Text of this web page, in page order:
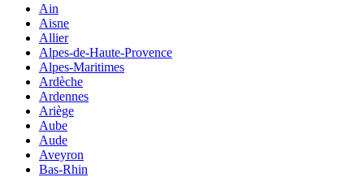
Ain
Aisne
Allier
Alpes-de-Haute-Provence
Alpes-Maritimes
Ardèche
Ardennes
Ariège
Aube
Aude
Aveyron
Bas-Rhin